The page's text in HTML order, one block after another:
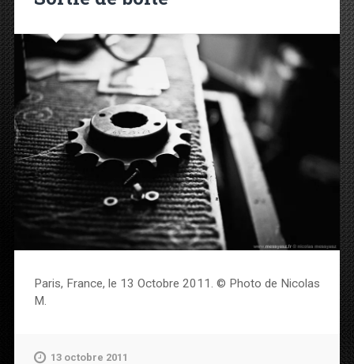
Paris, France, le 13 Octobre 2011. © Photo de Nicolas
M.
13 octobre 2011